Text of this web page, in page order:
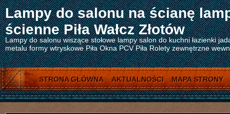
Lampy do salonu na ścianę
ścienne Piła Wałcz Złotów
Lampy do salonu wiszące stołowe lampy salon do kuchni łazienki
metalu formy wtryskowe Piła Okna PCV Piła Rolety zewnętrzne
STRONA GŁÓWNA AKTUALNOŚCI MAPA STRONY